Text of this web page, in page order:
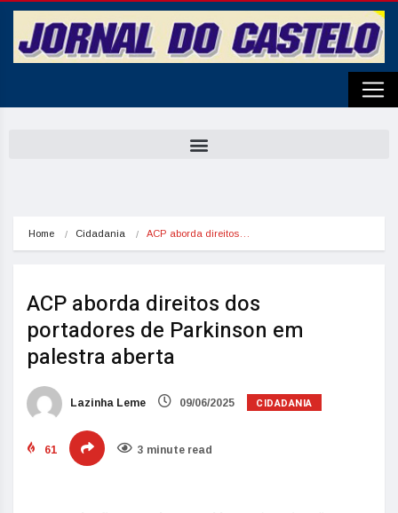
Home Cidadania ACP aborda direitos…
ACP aborda direitos dos
portadores de Parkinson em
palestra aberta
Lazinha Leme 09/06/2025 CIDADANIA
61 3 minute read